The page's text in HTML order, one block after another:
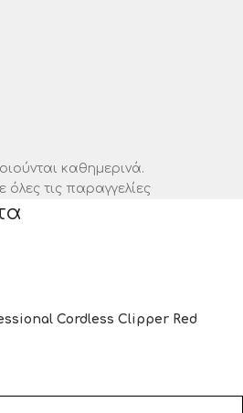
καθημερινά.
τις παραγγελίες
Cordless Clipper Red